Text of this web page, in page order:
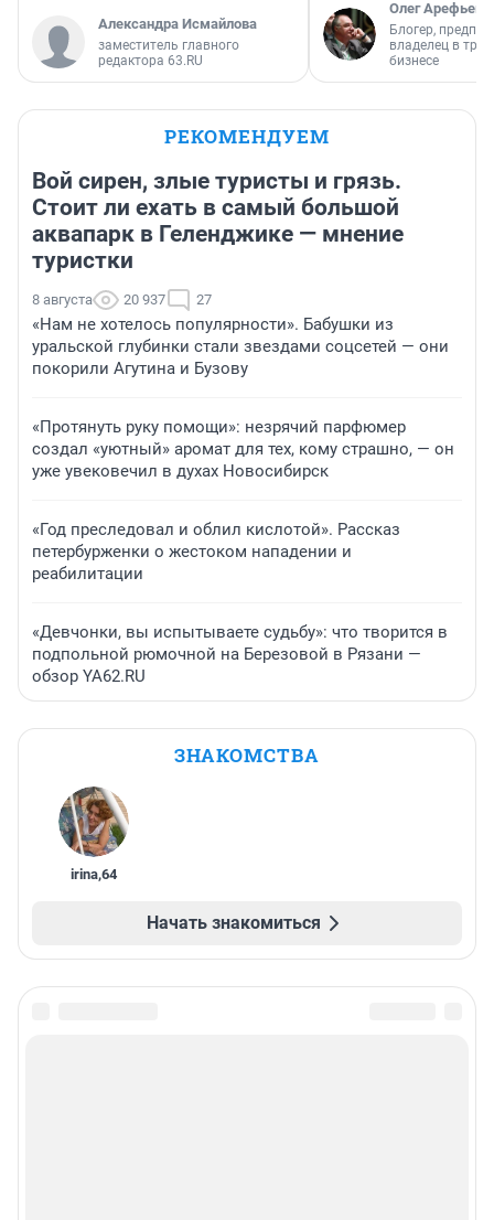
Александра Исмайлова
заместитель главного
редактора 63.RU
Олег Арефьев
Блогер,
владелец в
бизнесе
РЕКОМЕНДУЕМ
Вой сирен, злые туристы и грязь.
Стоит ли ехать в самый большой
аквапарк в Геленджике — мнение
туристки
8 августа 20 937 27
«Нам не хотелось популярности». Бабушки из
уральской глубинки стали звездами соцсетей — они
покорили Агутина и Бузову
«Протянуть руку помощи»: незрячий парфюмер
создал «уютный» аромат для тех, кому страшно, — он
уже увековечил в духах Новосибирск
«Год преследовал и облил кислотой». Рассказ
петербурженки о жестоком нападении и
реабилитации
«Девчонки, вы испытываете судьбу»: что творится в
подпольной рюмочной на Березовой в Рязани —
обзор YA62.RU
ЗНАКОМСТВА
irina,64
Начать знакомиться